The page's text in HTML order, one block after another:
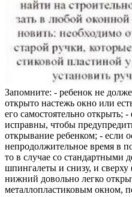
Запомните: - ребенок не
открыто настежь окно или
его самостоятельно
исправны, чтобы
открывание ребенком; - если
непродолжительное время в
то в случае со стандартными
шпингалеты и снизу, и
нижний довольно легко
металлопластиковым окном,